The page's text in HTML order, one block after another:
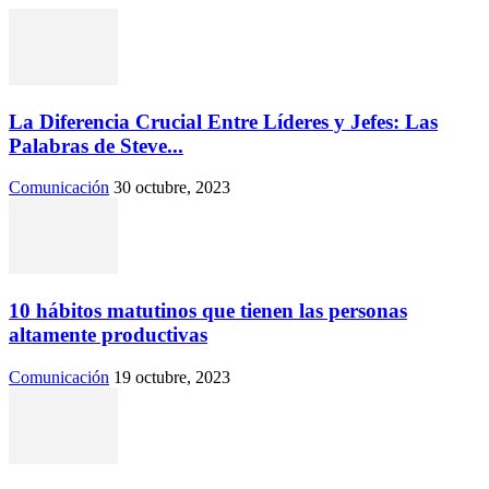
La Diferencia Crucial Entre Líderes y Jefes: Las
Palabras de Steve...
Comunicación 30 octubre, 2023
10 hábitos matutinos que tienen las personas
altamente productivas
Comunicación 19 octubre, 2023